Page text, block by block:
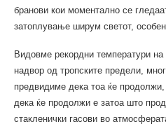
бранови кои моментално се
затоплување ширум светот,
Видовме рекордни температури
надвор од тропските предели,
предвидиме дека тоа ќе
дека ќе продолжи е затоа што
стакленички гасови во